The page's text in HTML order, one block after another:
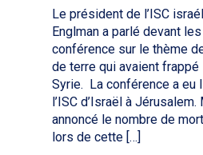
Le président de l’ISC
Englman a parlé devant
conférence sur le thème
de terre qui avaient frappé
Syrie. La conférence a eu
l’ISC d’Israël à Jérusalem.
annoncé le nombre de
lors de cette […]